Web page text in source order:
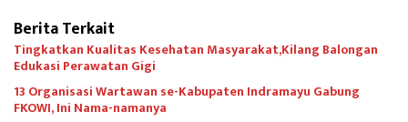
Berita Terkait
Tingkatkan Kualitas Kesehatan Masyarakat,Kilang Balongan
Edukasi Perawatan Gigi
13 Organisasi Wartawan se-Kabupaten Indramayu Gabung
FKOWI, Ini Nama-namanya